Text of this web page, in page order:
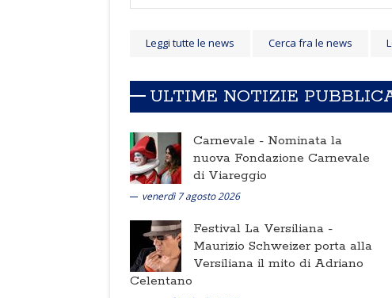
Leggi tutte le news Cerca fra le news
ULTIME NOTIZIE
Carnevale - Nominata la
nuova Fondazione Carnevale
di Viareggio
venerdì 7 agosto 2026
Festival La Versiliana -
Maurizio Schweizer porta alla
Versiliana il mito di Adriano
Celentano